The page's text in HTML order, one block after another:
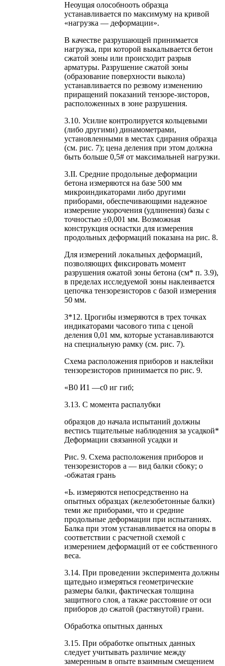
Неоущая олособнооть образца
устанавливается по максимуму на кривой
«нагрузка — деформации».
В качестве разрушающей принимается
нагрузка, при которой выкалывается бетон
сжатой зоны или происходит разрыв
арматуры. Разрушение сжатой зоны
(образование поверхности выкола)
устанавливается по резвому изменению
приращений показаний тензоре-зисторов,
расположенных в зоне разрушения.
3.10. Усилие контролируется кольцевыми
(либо другими) динамометрами,
установленными в местах сдирания образца
(см. рис. 7); цена деления при этом должна
быть больше 0,5# от максимальней нагрузки.
3.II. Средние продольные деформации
бетона измеряются на базе 500 мм
микроиндикаторами либо другими
приборами, обеспечивающими надежное
измерение укорочения (удлинения) базы с
точностью ±0,001 мм. Возможная
конструкция оснастки для измерения
продольных деформаций показана на рис. 8.
Для измерений локальных деформаций,
позволяющих фиксировать момент
разрушения ожатой зоны бетона (см* п. 3.9),
в пределах исследуемой зоны наклеивается
цепочка тензорезисторов с базой измерения
50 мм.
3*12. Црогибы измеряются в трех точках
индикаторами часового типа с ценой
деления 0,01 мм, которые устанавливаются
на специальную рамку (см. рис. 7).
Схема расположения приборов и наклейки
тензорезисторов принимается по рис. 9.
«В0 И1 —с0 иг гиб;
3.13. С момента распалубки
образцов до начала испытаний должны
вестись тщательные наблюдения за усадкой*
Деформации связанной усадки и
Рис. 9. Схема расположения приборов и
тензорезисторов а — вид балки сбоку; о
-обжатая грань
«Ь. измеряются непосредственно на
опытных образцах (железобетонные балки)
теми же приборами, что и средние
продольные деформации при испытаниях.
Балка при этом устанавливается на опоры в
соответствии с расчетной схемой с
измерением деформаций от ее собственного
веса.
3.14. При проведении эксперимента должны
щатедьно измеряться геометрические
размеры балки, фактическая толщина
защитного слоя, а также расстояние от оси
приборов до сжатой (растянутой) грани.
Обработка опытных данных
3.15. При обработке опытных данных
следует учитывать различие между
замеренным в опыте взаимным смещением